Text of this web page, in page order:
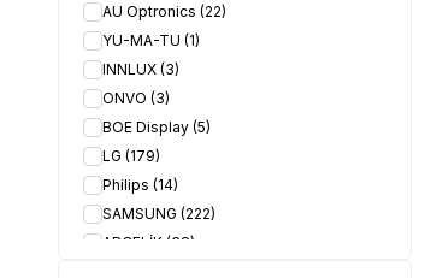
AU Optronics (22)
YU-MA-TU (1)
INNLUX (3)
ONVO (3)
BOE Display (5)
LG (179)
Philips (14)
SAMSUNG (222)
ARÇELİK (38)